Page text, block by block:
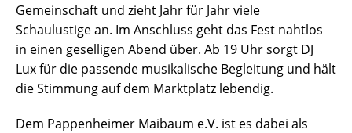
Gemeinschaft und zieht Jahr für Jahr viele
Schaulustige an. Im Anschluss geht das Fest nahtlos
in einen geselligen Abend über. Ab 19 Uhr sorgt DJ
Lux für die passende musikalische Begleitung und hält
die Stimmung auf dem Marktplatz lebendig.
Dem Pappenheimer Maibaum e.V. ist es dabei als